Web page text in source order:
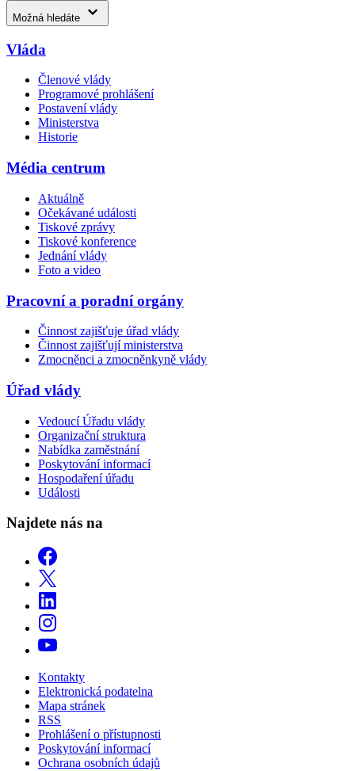
Možná hledáte
Vláda
Členové vlády
Programové prohlášení
Postavení vlády
Ministerstva
Historie
Média centrum
Aktuálně
Očekávané události
Tiskové zprávy
Tiskové konference
Jednání vlády
Foto a video
Pracovní a poradní orgány
Činnost zajišťuje úřad vlády
Činnost zajišťují ministerstva
Zmocněnci a zmocněnkyně vlády
Úřad vlády
Vedoucí Úřadu vlády
Organizační struktura
Nabídka zaměstnání
Poskytování informací
Hospodaření úřadu
Události
Najdete nás na
Kontakty
Elektronická podatelna
Mapa stránek
RSS
Prohlášení o přístupnosti
Poskytování informací
Ochrana osobních údajů